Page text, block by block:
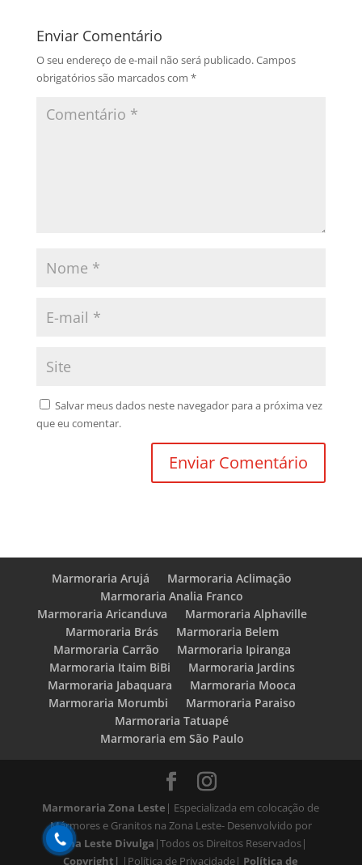
Enviar Comentário
O seu endereço de e-mail não será publicado.Campos
obrigatórios são marcados com *
Salvar meus dados neste navegador para a próxima vez
que eu comentar.
Marmoraria Arujá
Marmoraria Aclimação
Marmoraria Analia Franco
Marmoraria Aricanduva
Marmoraria Alphaville
Marmoraria Brás
Marmoraria Belem
Marmoraria Carrão
Marmoraria Ipiranga
Marmoraria Itaim BiBi
Marmoraria Jardins
Marmoraria Jabaquara
Marmoraria Mooca
Marmoraria Morumbi
Marmoraria Paraiso
Marmoraria Tatuapé
Marmoraria em São Paulo
Marmoraria Zona Leste | Especializada em colocação de
Mármores e Granitos na Zona Leste- Desenvolvido por
Zona Leste Divulga |Todos os Direitos Reservados|
Copyright| |Política de Privacidade| Política de